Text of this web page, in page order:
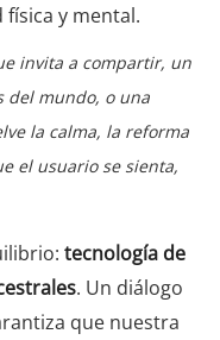
física y mental.
invita a compartir, un
del mundo, o una
la calma, la reforma
el usuario se sienta,
tecnología de
. Un diálogo
que nuestra